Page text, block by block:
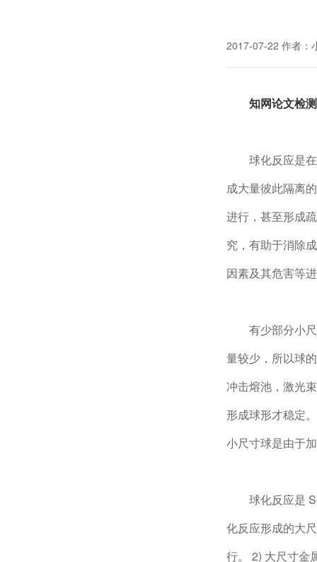
2017-07-22 作者：
知网论文检测
球化反应是
成大量彼此隔离
进行，甚至形成
究，有助于消除
因素及其危害等
有少部分小
量较少，所以球
冲击熔池，激光
形成球形才稳定
小尺寸球是由于
球化反应是
化反应形成的大
行。 2) 大尺寸金